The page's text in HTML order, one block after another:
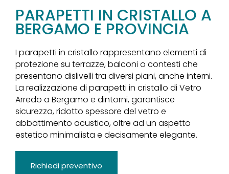
PARAPETTI IN CRISTALLO A
BERGAMO E PROVINCIA
I parapetti in cristallo rappresentano elementi di
protezione su terrazze, balconi o contesti che
presentano dislivelli tra diversi piani, anche interni.
La realizzazione di parapetti in cristallo di Vetro
Arredo a Bergamo e dintorni, garantisce
sicurezza, ridotto spessore del vetro e
abbattimento acustico, oltre ad un aspetto
estetico minimalista e decisamente elegante.
Richiedi preventivo